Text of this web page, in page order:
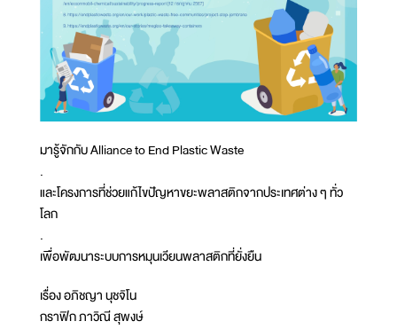
มารู้จักกับ Alliance to End Plastic Waste
.
และโครงการที่ช่วยแก้ไขปัญหาขยะพลาสติกจากประเทศต่าง ๆ ทั่ว
โลก
.
เพื่อพัฒนาระบบการหมุนเวียนพลาสติกที่ยั่งยืน
เรื่อง อภิชญา นุชจิโน
กราฟิก ภาวิณี สุพงษ์